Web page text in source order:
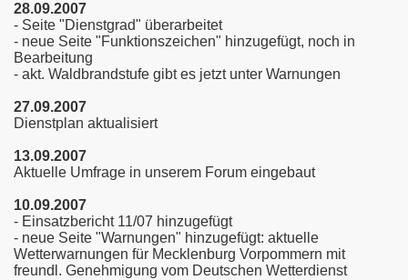
28.09.2007
- Seite "Dienstgrad" überarbeitet
- neue Seite "Funktionszeichen" hinzugefügt, noch in
Bearbeitung
- akt. Waldbrandstufe gibt es jetzt unter Warnungen
27.09.2007
Dienstplan aktualisiert
13.09.2007
Aktuelle Umfrage in unserem Forum eingebaut
10.09.2007
- Einsatzbericht 11/07 hinzugefügt
- neue Seite "Warnungen" hinzugefügt: aktuelle
Wetterwarnungen für Mecklenburg Vorpommern mit
freundl. Genehmigung vom Deutschen Wetterdienst